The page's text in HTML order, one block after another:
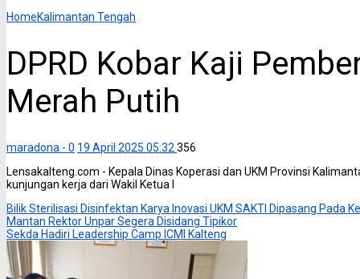
HomeKalimantan Tengah
DPRD Kobar Kaji
Merah Putih
maradona - 0 19 April 2025 05:32356
Lensakalteng.com - Kepala Dinas Koperasi dan UKM Provinsi
kunjungan kerja dari Wakil Ketua I
Bilik Sterilisasi Disinfektan Karya Inovasi UKM SAKTI Dipasang Pada
Mantan Rektor Unpar Segera Disidang Tipikor
Sekda Hadiri Leadership Camp ICMI Kalteng